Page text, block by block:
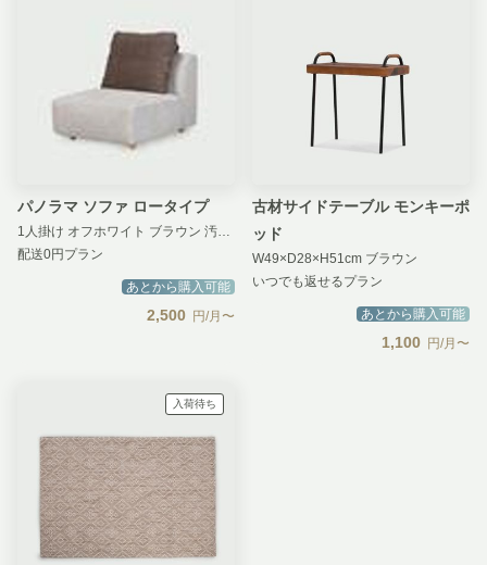
パノラマ ソファ ロータイプ
1人掛け オフホワイト ブラウン 汚損補償 無し
配送0円プラン
あとから購入可能
2,500 円/月〜
古材サイドテーブル モンキーポ
ッド
W49×D28×H51cm ブラウン
いつでも返せるプラン
あとから購入可能
1,100 円/月〜
入荷待ち